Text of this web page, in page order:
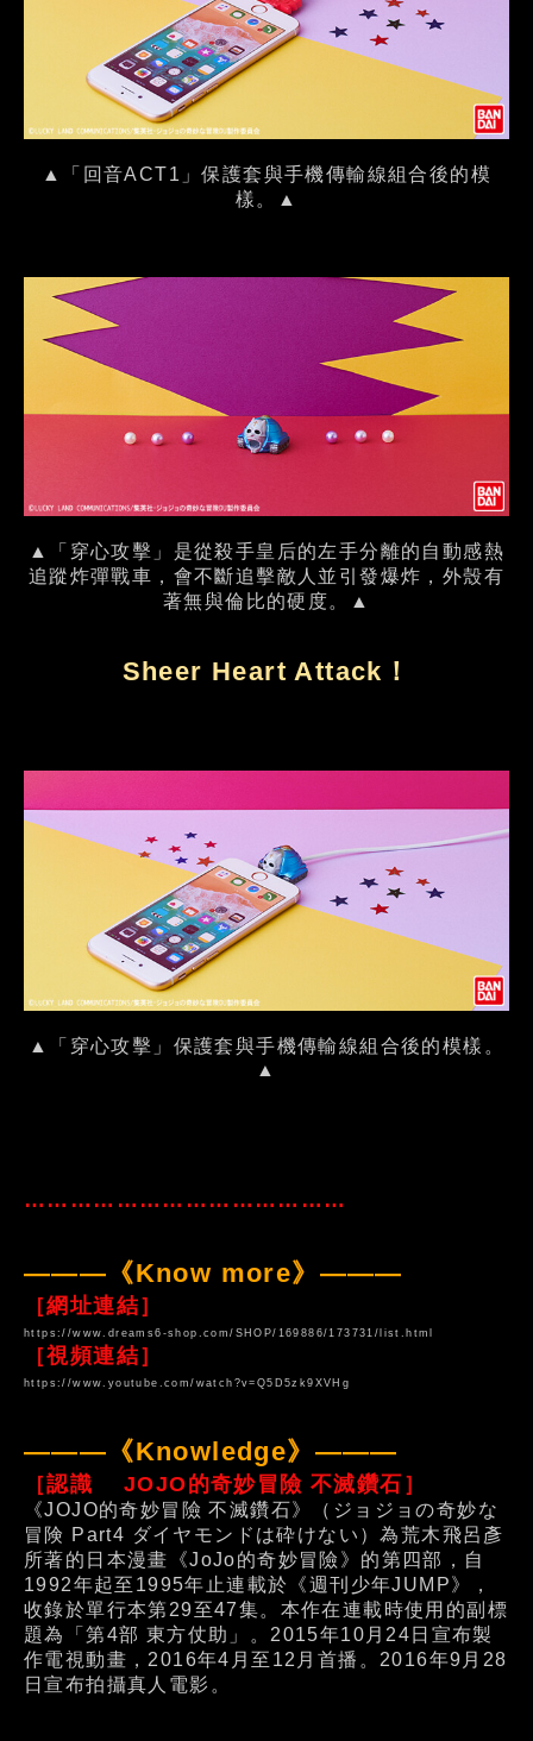
▲「回音ACT1」保護套與手機傳輸線組合後的模
樣。▲
▲「穿心攻擊」是從殺手皇后的左手分離的自動感熱
追蹤炸彈戰車，會不斷追擊敵人並引發爆炸，外殼有
著無與倫比的硬度。▲
Sheer Heart Attack！
▲「穿心攻擊」保護套與手機傳輸線組合後的模樣。
▲
……………………………………
———《Know more》———
［網址連結］
https://www.dreams6-shop.com/SHOP/169886/173731/list.html
［視頻連結］
https://www.youtube.com/watch?v=Q5D5zk9XVHg
———《Knowledge》———
［認識 JOJO的奇妙冒險 不滅鑽石］
《JOJO的奇妙冒險 不滅鑽石》（ジョジョの奇妙な
冒険 Part4 ダイヤモンドは砕けない）為荒木飛呂彥
所著的日本漫畫《JoJo的奇妙冒險》的第四部，自
1992年起至1995年止連載於《週刊少年JUMP》，
收錄於單行本第29至47集。本作在連載時使用的副標
題為「第4部 東方仗助」。2015年10月24日宣布製
作電視動畫，2016年4月至12月首播。2016年9月28
日宣布拍攝真人電影。